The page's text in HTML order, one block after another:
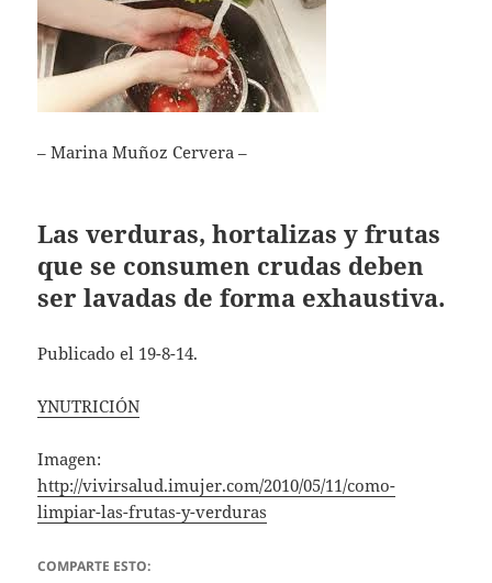
– Marina Muñoz Cervera –
Las verduras, hortalizas y frutas
que se consumen crudas deben
ser lavadas de forma exhaustiva.
Publicado el 19-8-14.
YNUTRICIÓN
Imagen:
http://vivirsalud.imujer.com/2010/05/11/como-
limpiar-las-frutas-y-verduras
COMPARTE ESTO: